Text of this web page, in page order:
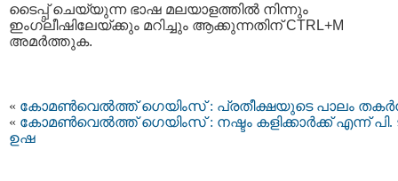
ടൈപ്പ്‌ ചെയ്യുന്ന ഭാഷ മലയാളത്തില്‍ നിന്നും
ഇംഗ്ലീഷിലേയ്ക്കും മറിച്ചും ആക്കുന്നതിന് CTRL+M
അമര്‍ത്തുക.
« കോമണ്‍വെല്‍ത്ത് ഗെയിംസ് : പ്രതീക്ഷയുടെ പാലം
« കോമണ്‍വെല്‍ത്ത് ഗെയിംസ് : നഷ്ടം കളിക്കാര്‍ക്ക്‌ എന്ന് പി.
ഉഷ